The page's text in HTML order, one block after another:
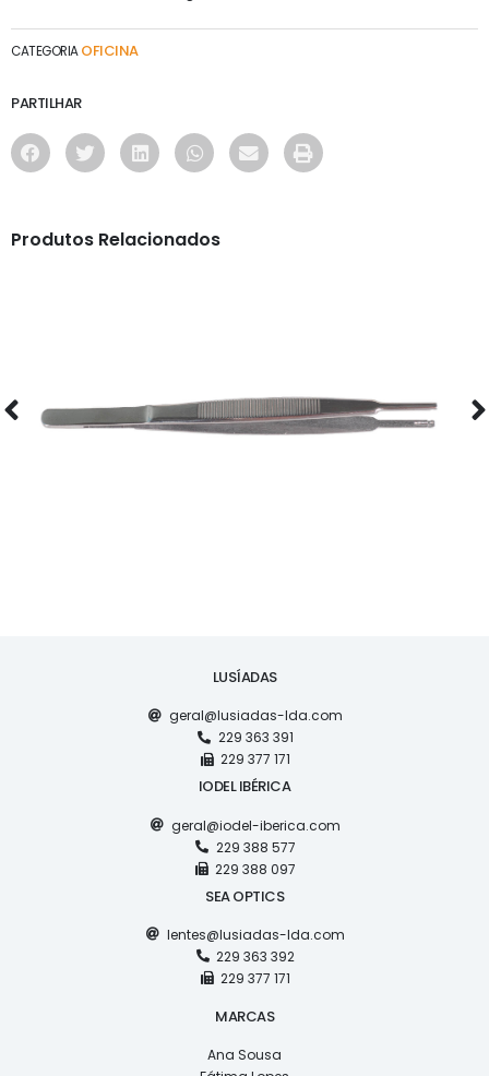
CATEGORIA OFICINA
PARTILHAR
Produtos Relacionados
LUSÍADAS
geral@lusiadas-lda.com
229 363 391
229 377 171
IODEL IBÉRICA
geral@iodel-iberica.com
229 388 577
229 388 097
SEA OPTICS
lentes@lusiadas-lda.com
229 363 392
229 377 171
MARCAS
Ana Sousa